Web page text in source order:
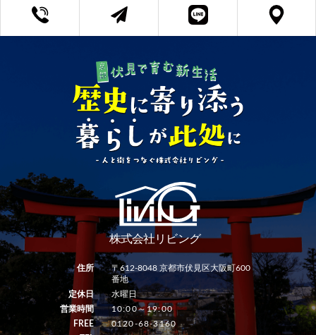
住所
〒612-8048 京都市伏見区大阪町600
番地
定休日
水曜日
営業時間
10:00～19:00
FREE
0120-68-3160